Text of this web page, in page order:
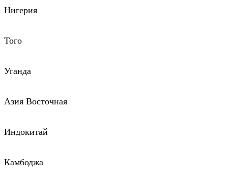
Нигерия
Того
Уганда
Азия Восточная
Индокитай
Камбоджа